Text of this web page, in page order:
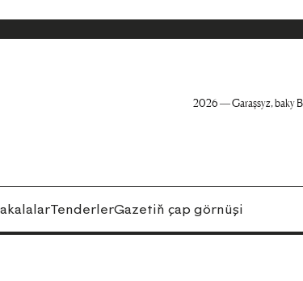
2026 — Garaşsyz, baky
TenderlerGazetiň çap görnüşi